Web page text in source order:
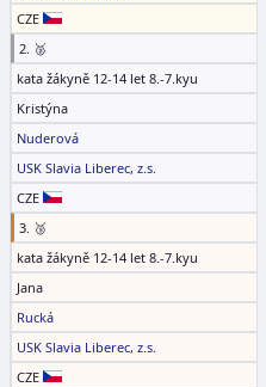
CZE
2. 🥈
kata žákyně 12-14 let 8.-7.kyu
Kristýna
Nuderová
USK Slavia Liberec, z.s.
CZE
3. 🥉
kata žákyně 12-14 let 8.-7.kyu
Jana
Rucká
USK Slavia Liberec, z.s.
CZE